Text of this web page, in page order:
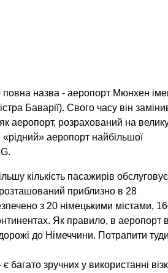
назва - аеропорт Мюнхен
Баварії). Свого часу він
аеропорт, розрахований на
«рідний» аеропорт найбільшої
кількість пасажирів обслуговує
приблизно в 28
з 20 німецькими містами,
Як правило, в аеропорт в
до Німеччини. Потрапити
зручних у використанні